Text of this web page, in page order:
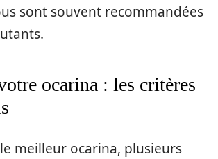
sont souvent recommandées
ocarina : les critères
meilleur ocarina, plusieurs